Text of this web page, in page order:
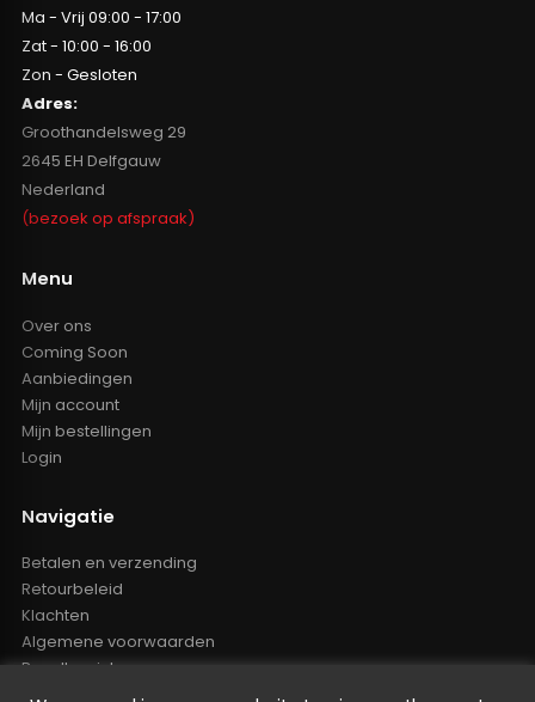
Ma - Vrij 09:00 - 17:00
Zat - 10:00 - 16:00
Zon - Gesloten
Adres:
Groothandelsweg 29
2645 EH Delfgauw
Nederland
(bezoek op afspraak)
Menu
Over ons
Coming Soon
Aanbiedingen
Mijn account
Mijn bestellingen
Login
Navigatie
Betalen en verzending
Retourbeleid
Klachten
Algemene voorwaarden
Resellers inlog
Reseller worden